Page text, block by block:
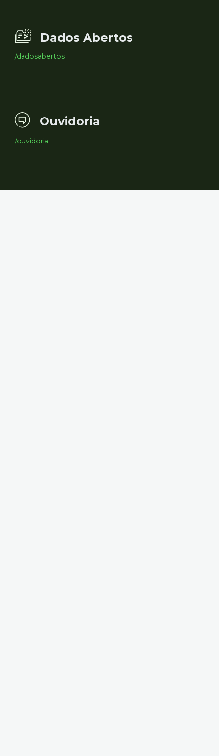
Dados Abertos
/dadosabertos
Ouvidoria
/ouvidoria